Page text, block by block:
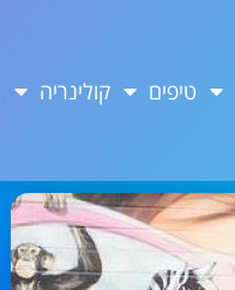
טיפים קולינריה